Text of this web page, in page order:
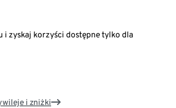
i zyskaj korzyści dostępne tylko dla
i zniżki